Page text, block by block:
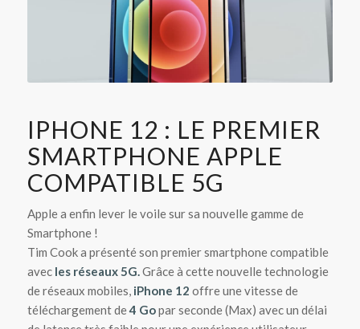
IPHONE 12 : LE PREMIER
SMARTPHONE APPLE
COMPATIBLE 5G
Apple a enfin lever le voile sur sa nouvelle gamme de
Smartphone !
Tim Cook a présenté son premier smartphone compatible
avecles réseaux 5G.Grâce à cette nouvelle technologie
de réseaux mobiles, iPhone 12 offre une vitesse de
téléchargement de4 Gopar seconde (Max) avec un délai